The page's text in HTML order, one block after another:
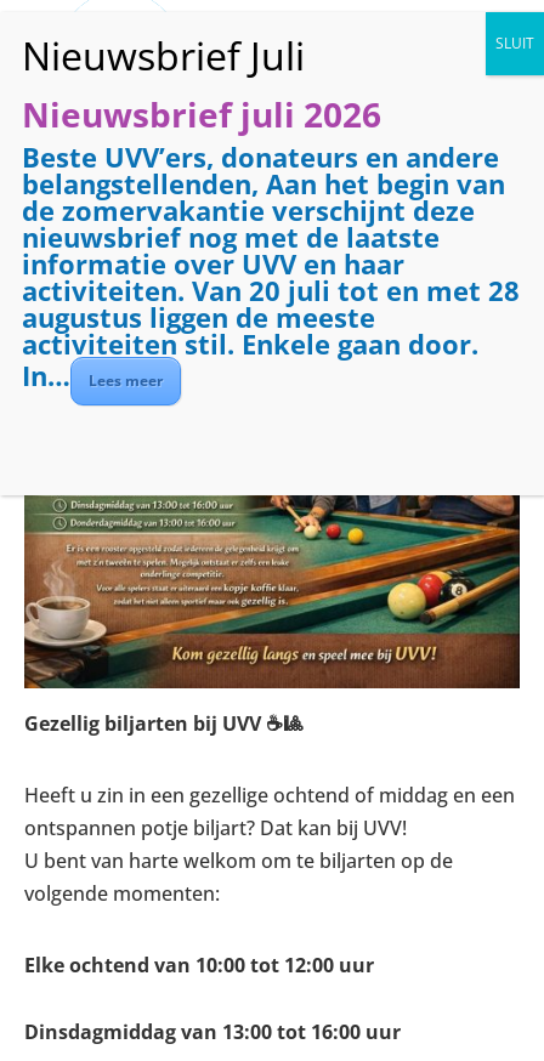
« Alle Evenementen
Evenementenreeks:Biljarten
Biljarten middag
november 3 @ 13:00-16:00
Gezellig biljarten bij UVV ☕🎱
Heeft u zin in een gezellige ochtend of middag en een
ontspannen potje biljart? Dat kan bij UVV!
U bent van harte welkom om te biljarten op de
volgende momenten:
Elke ochtend van 10:00 tot 12:00 uur
Dinsdagmiddag van 13:00 tot 16:00 uur
Nieuwsbrief juli 2026
Beste UVV’ers, donateurs en andere
belangstellenden, Aan het begin van
de zomervakantie verschijnt deze
nieuwsbrief nog met de laatste
informatie over UVV en haar
activiteiten. Van 20 juli tot en met 28
augustus liggen de meeste
activiteiten stil. Enkele gaan door.
In…
Lees meer